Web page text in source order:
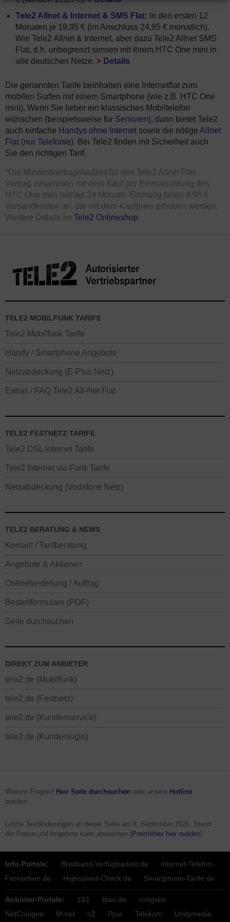
Tele2 Allnet & Internet & SMS Flat: In den ersten 12
Monaten je 19,95 € (im Anschluss 24,95 € monatlich).
Wie Tele2 Allnet & Internet, aber dazu Tele2 Allnet SMS
Flat, d.h. unbegrenzt simsen mit ihrem HTC One mini in
alle deutschen Netze. > Details
Die genannten Tarife beinhalten eine Internetflat zum
mobilen Surfen mit einem Smartphone (wie z.B. HTC One
mini). Wenn Sie lieber ein klassisches Mobiltelefon
wünschen (beispielsweise für Senioren), dann bietet Tele2
auch einfache Handys ohne Internet sowie die nötige Allnet
Flat (nur Telefonie). Bei Tele2 finden mit Sicherheit auch
Sie den richtigen Tarif.
*Die Mindestvertragslaufzeit für den Tele2 Allnet Flat
Vertrag zusammen mit dem Kauf per Einmalzahlung des
HTC One mini beträgt 24 Monate. Einmalig fallen 9,95 €
Versandkosten an, die mit dem Kaufpreis erhoben werden.
Weitere Details im Tele2 Onlineshop.
TELE2 MOBILFUNK TARIFE
Tele2 Mobilfunk Tarife
Handy / Smartphone Angebote
Netzabdeckung (E-Plus Netz)
Extras / FAQ Tele2 All-Net Flat
TELE2 FESTNETZ TARIFE
Tele2 DSL Internet Tarife
Tele2 Internet via Funk Tarife
Netzabdeckung (Vodafone Netz)
TELE2 BERATUNG & NEWS
Kontakt / Tarifberatung
Angebote & Aktionen
Onlinebestellung / Auftrag
Bestellformulare (PDF)
Seite durchsuchen
DIREKT ZUM ANBIETER
tele2.de (Mobilfunk)
tele2.de (Festnetz)
tele2.de (Kundenservice)
tele2.de (Kundenlogin)
Weitere Fragen? Hier Seite durchsuchen oder unsere Hotline
anrufen.
Letzte Textänderungen an dieser Seite am 8. September 2025. Stand
der Preise und Angebote kann abweichen (Preisfehler hier melden).
Info-Portale: Breitband-Verfügbarkeit.de
Internet-Telefon-
Fernsehen.de
Highspeed-Check.de Smartphone-Tarife.de
Anbieter-Portale: 1&1 blau.de
congstar
NetCologne
M-net o2 Pyur Telekom Unitymedia